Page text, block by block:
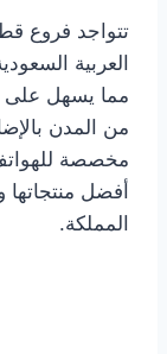
تتواجد فروع
مما يسهل على
من المدن
مخصصة
أفضل منتجاتها
المملكة.